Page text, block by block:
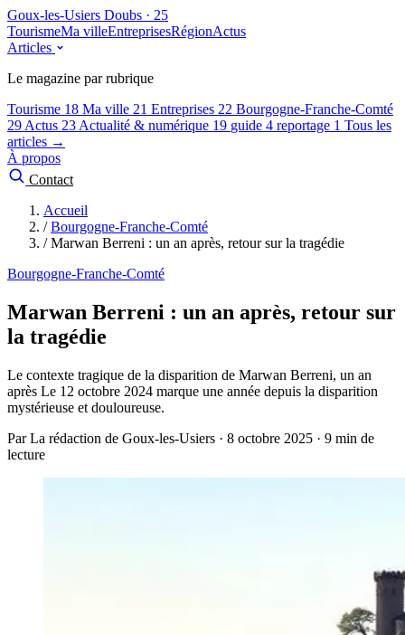
Goux-les-Usiers Doubs · 25
TourismeMa villeEntreprisesRégionActus
Articles
Le magazine par rubrique
Tourisme 18 Ma ville 21 Entreprises 22 Bourgogne-Franche-Comté
29 Actus 23 Actualité & numérique 19 guide 4 reportage 1 Tous les
articles →
À propos
Contact
Accueil
/ Bourgogne-Franche-Comté
/ Marwan Berreni : un an après, retour sur la tragédie
Bourgogne-Franche-Comté
Marwan Berreni : un an après, retour sur
la tragédie
Le contexte tragique de la disparition de Marwan Berreni, un an
après Le 12 octobre 2024 marque une année depuis la disparition
mystérieuse et douloureuse.
Par La rédaction de Goux-les-Usiers · 8 octobre 2025 · 9 min de
lecture